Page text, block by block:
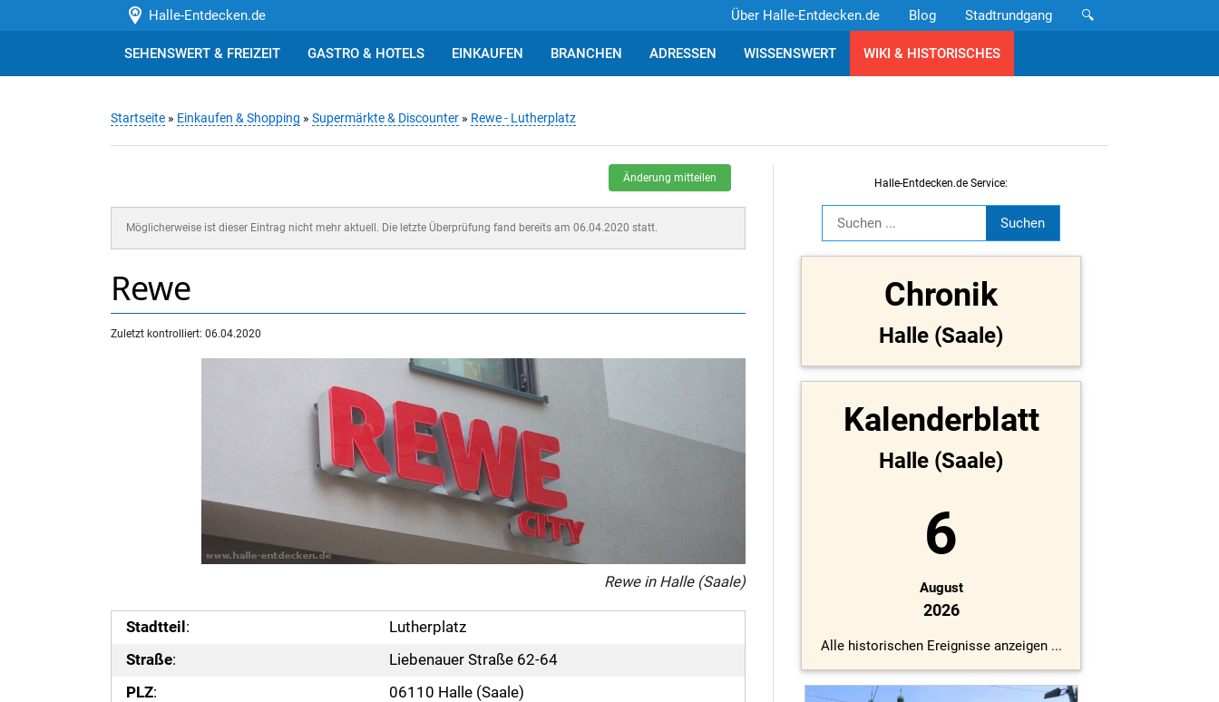
Halle-Entdecken.de 🔍
Stadtrundgang
Blog
Über Halle-Entdecken.de
SEHENSWERT & FREIZEIT GASTRO & HOTELS EINKAUFEN BRANCHEN ADRESSEN WISSENSWERT WIKI & HISTORISCHES
Startseite » Einkaufen & Shopping » Supermärkte & Discounter » Rewe - Lutherplatz
Änderung mitteilen
Möglicherweise ist dieser Eintrag nicht mehr aktuell. Die letzte Überprüfung fand bereits am 06.04.2020 statt.
Rewe
Zuletzt kontrolliert: 06.04.2020
Rewe in Halle (Saale)
Stadtteil :
Lutherplatz
Straße:
Liebenauer Straße 62-64
PLZ:
06110 Halle (Saale)
Halle-Entdecken.de Service:
Chronik
Halle (Saale)
Kalenderblatt
Halle (Saale)
6
August
2026
Alle historischen Ereignisse anzeigen ...